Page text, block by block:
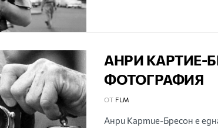
АНРИ КАРТИЕ-
ФОТОГРАФИЯ
ОТ FLM
Анри Картие-Бресон е